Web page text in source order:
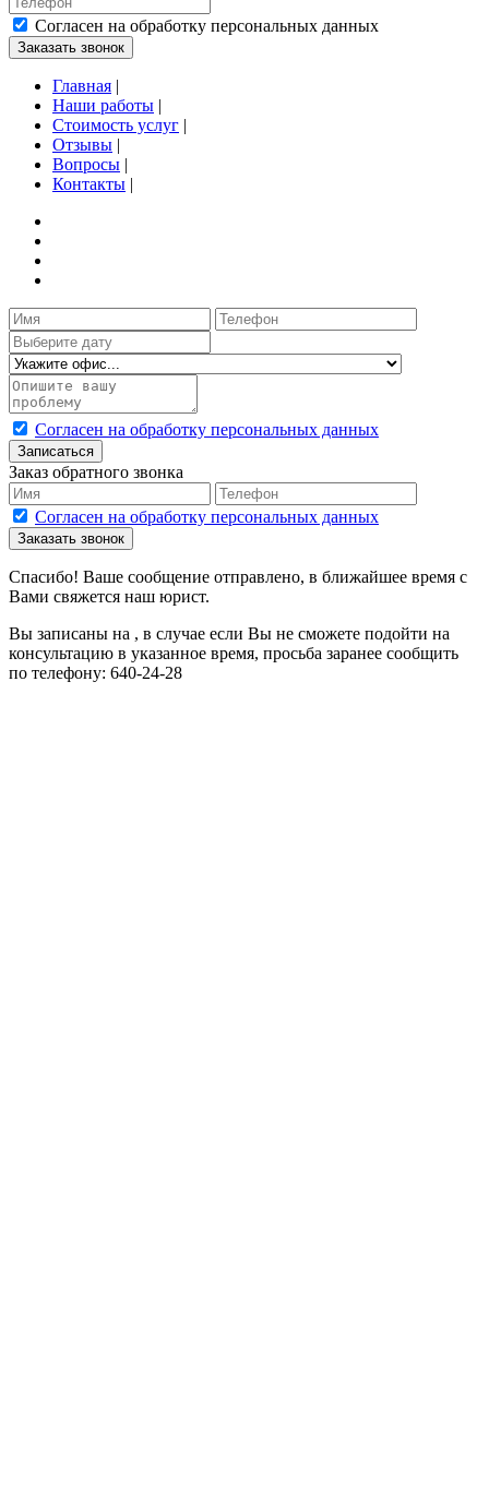
Согласен на обработку персональных данных
Заказать звонок
Главная |
Наши работы |
Стоимость услуг |
Отзывы |
Вопросы |
Контакты |
Согласен на обработку персональных данных
Записаться
Заказ обратного звонка
Согласен на обработку персональных данных
Заказать звонок
Спасибо! Ваше сообщение отправлено, в ближайшее время с
Вами свяжется наш юрист.
Вы записаны на , в случае если Вы не сможете подойти на
консультацию в указанное время, просьба заранее сообщить
по телефону: 640-24-28